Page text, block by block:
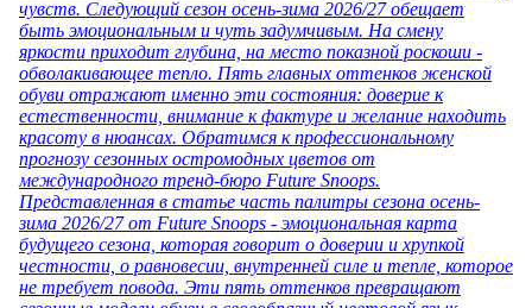
чувств. Следующий сезон осень-зима 2026/27 обещает
быть эмоциональным и чуть задумчивым. На смену
яркости приходит глубина, на место показной роскоши -
обволакивающее тепло. Пять главных оттенков женской
обуви отражают именно эти состояния: доверие к
естественности, внимание к фактуре и желание находить
красоту в нюансах. Обратимся к профессиональному
прогнозу сезонных остромодных цветов от
международного тренд-бюро Future Snoops.
Представленная в статье часть палитры сезона осень-
зима 2026/27 от Future Snoops - эмоциональная карта
будущего сезона, которая говорит о доверии и хрупкой
честности, о равновесии, внутренней силе и тепле, которое
не требует повода. Эти пять оттенков превращают